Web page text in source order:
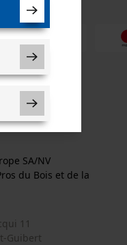
SA/NV
du Bois et de la
11
Guibert